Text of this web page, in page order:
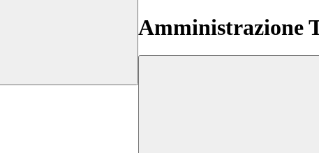
Amministrazione